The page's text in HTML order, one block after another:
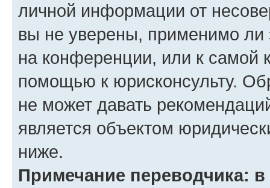
личной информации от
вы не уверены, применимо ли
на конференции, или к самой
помощью к юрисконсульту.
не может давать
является объектом
ниже.
Примечание переводчика: